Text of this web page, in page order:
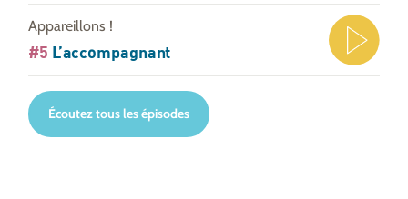
Appareillons !
#5 L’accompagnant
Écoutez tous les épisodes